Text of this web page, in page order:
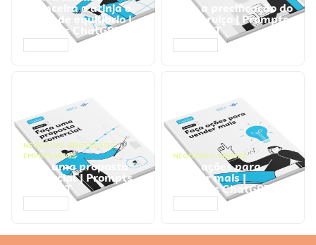
financeira e atinja o
ponto de equilíbrio |
Prompts ChatGPT
Faça a precificação do
seu serviço | Prompts
ChatGPT
NEGÓCIOS, PROCESSOS
EMPRESARIAIS
Faça uma proposta
comercial | Prompts
ChatGPT
NEGÓCIOS, VENDAS
Faça ações para
vender mais |
Prompts ChatGPT